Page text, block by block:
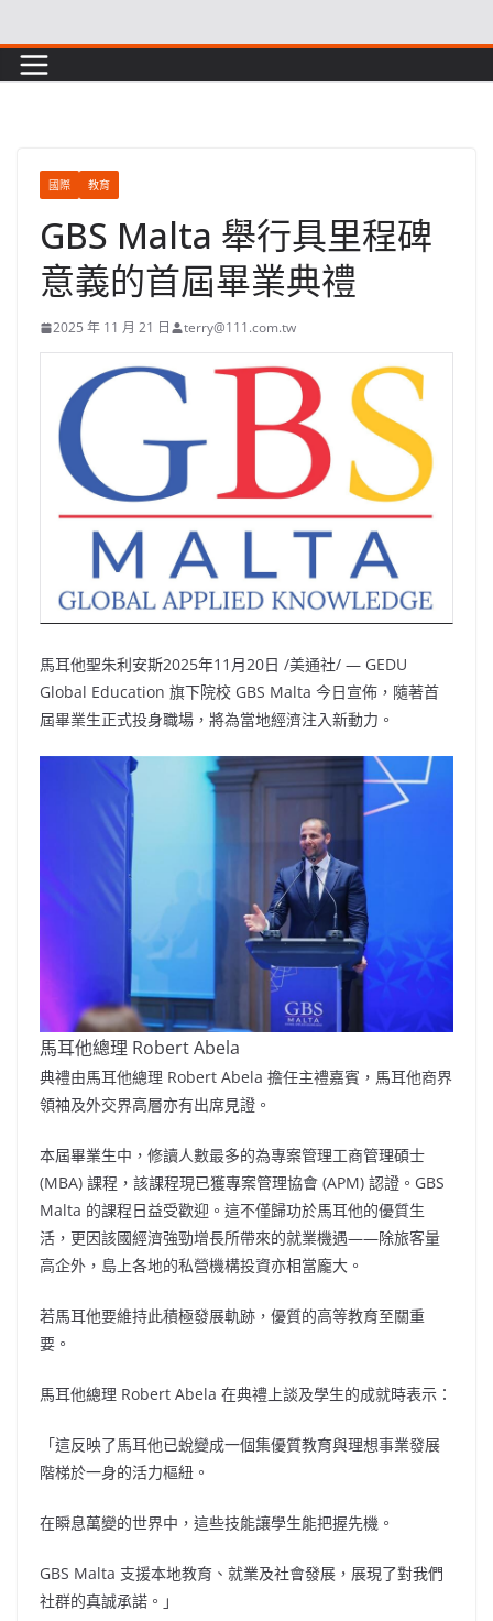
to
content
國際 教育
GBS Malta 舉行具里程碑
意義的首屆畢業典禮
2025 年 11 月 21 日 terry@111.com.tw
馬耳他聖朱利安斯2025年11月20日 /美通社/ — GEDU
Global Education 旗下院校 GBS Malta 今日宣佈，隨著首
屆畢業生正式投身職場，將為當地經濟注入新動力。
馬耳他總理 Robert Abela
典禮由馬耳他總理 Robert Abela 擔任主禮嘉賓，馬耳他商界
領袖及外交界高層亦有出席見證。
本屆畢業生中，修讀人數最多的為專案管理工商管理碩士
(MBA) 課程，該課程現已獲專案管理協會 (APM) 認證。GBS
Malta 的課程日益受歡迎。這不僅歸功於馬耳他的優質生
活，更因該國經濟強勁增長所帶來的就業機遇——除旅客量
高企外，島上各地的私營機構投資亦相當龐大。
若馬耳他要維持此積極發展軌跡，優質的高等教育至關重
要。
馬耳他總理 Robert Abela 在典禮上談及學生的成就時表示：
「這反映了馬耳他已蛻變成一個集優質教育與理想事業發展
階梯於一身的活力樞紐。
在瞬息萬變的世界中，這些技能讓學生能把握先機。
GBS Malta 支援本地教育、就業及社會發展，展現了對我們
社群的真誠承諾。」